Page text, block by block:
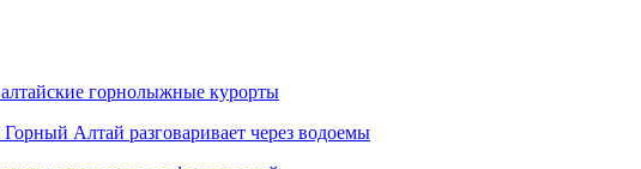
горнолыжные курорты
Алтай разговаривает через водоемы